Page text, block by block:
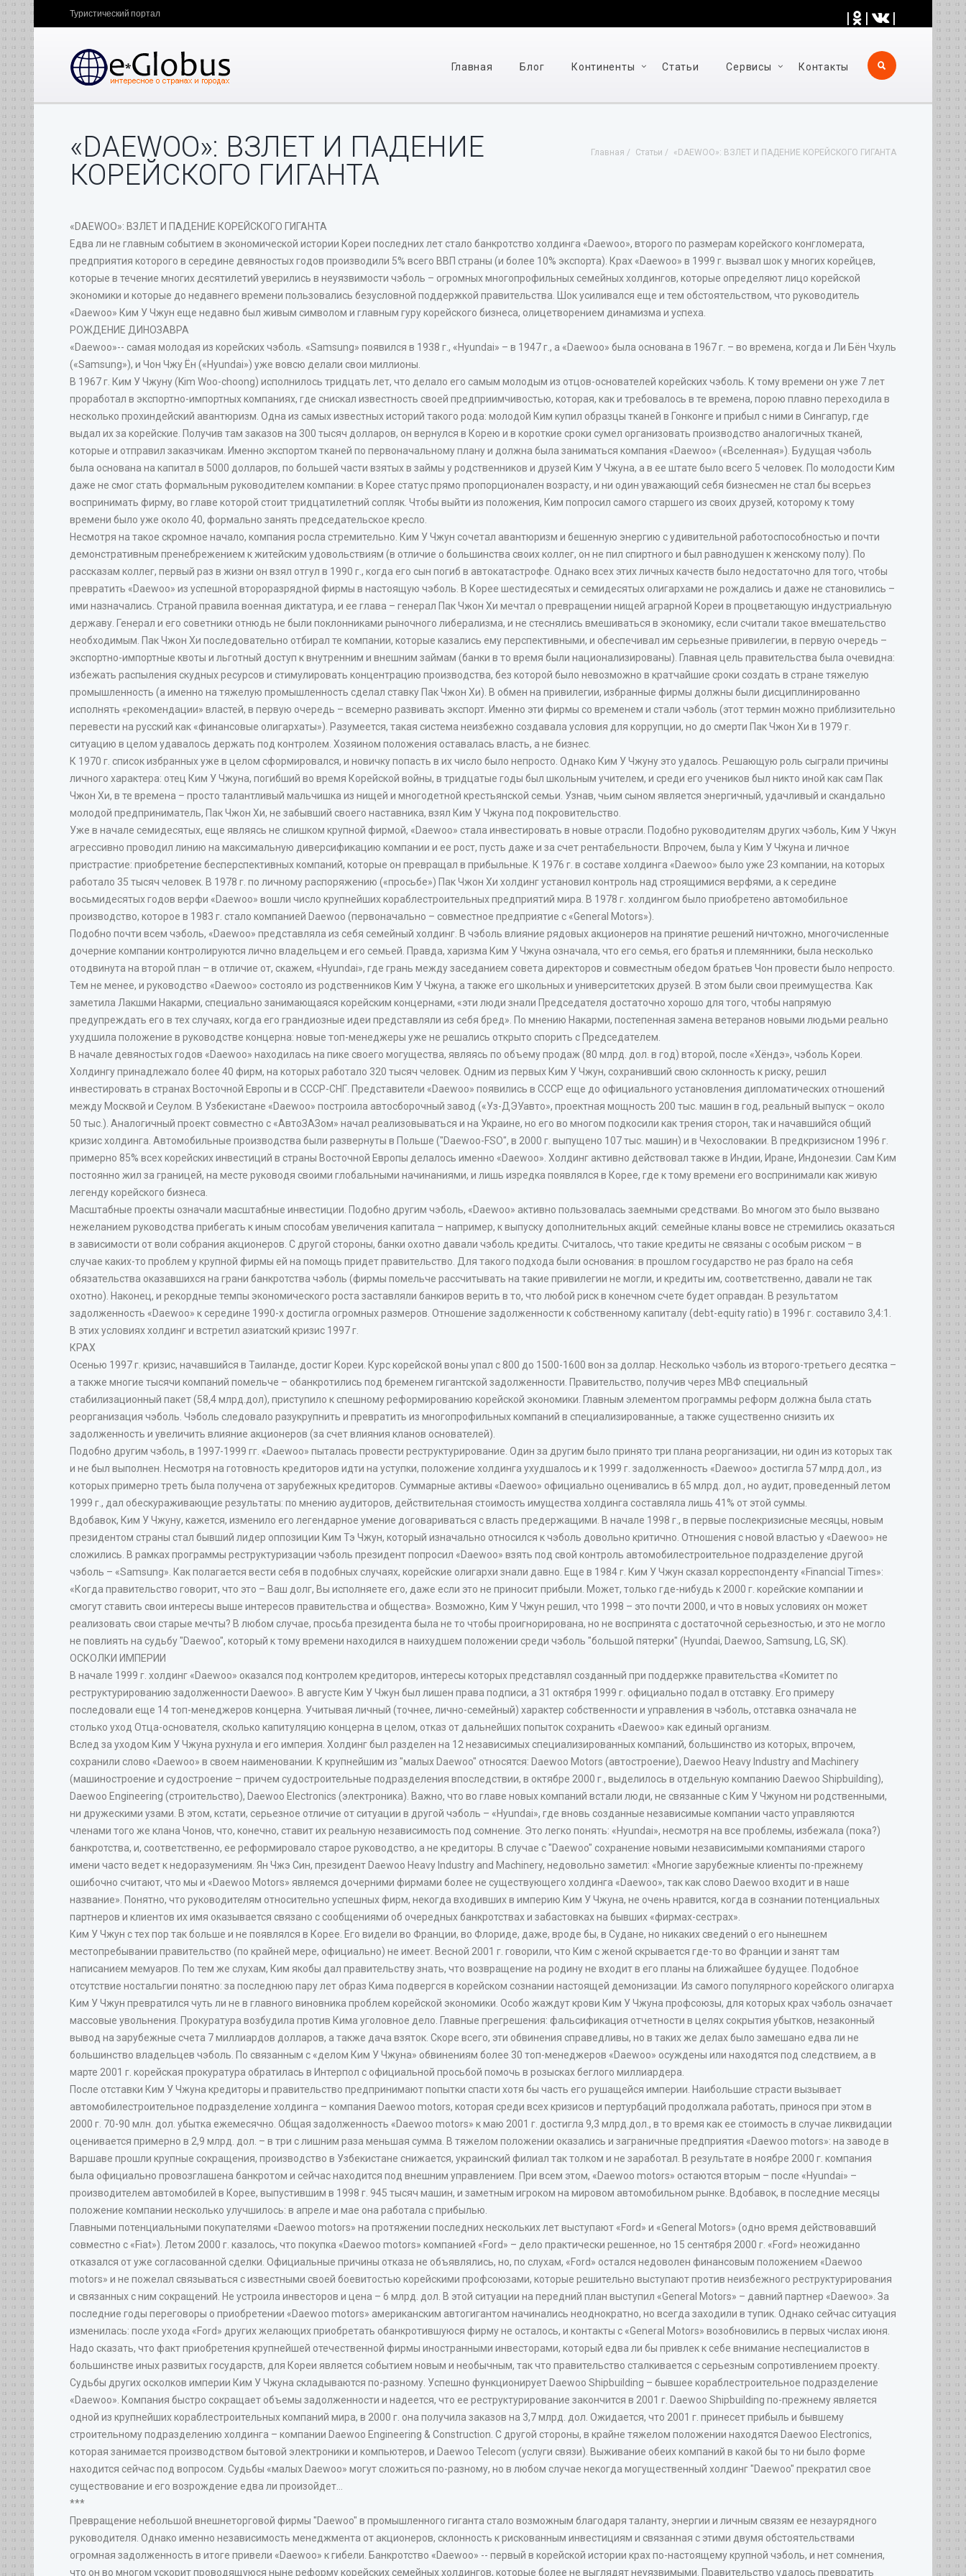
| | |
Туристический портал
Главная Блог Континенты Статьи Cервисы Контакты
Главная Статьи «DAEWOO»: ВЗЛЕТ И ПАДЕНИЕ КОРЕЙСКОГО ГИГАНТА
«DAEWOO»: ВЗЛЕТ И ПАДЕНИЕ
КОРЕЙСКОГО ГИГАНТА
«DAEWOO»: ВЗЛЕТ И ПАДЕНИЕ КОРЕЙСКОГО ГИГАНТА
Едва ли не главным событием в экономической истории Кореи последних лет стало банкротство холдинга «Daewoo», второго по размерам корейского конгломерата,
предприятия которого в середине девяностых годов производили 5% всего ВВП страны (и более 10% экспорта). Крах «Daewoo» в 1999 г. вызвал шок у многих корейцев,
которые в течение многих десятилетий уверились в неуязвимости чэболь – огромных многопрофильных семейных холдингов, которые определяют лицо корейской
экономики и которые до недавнего времени пользовались безусловной поддержкой правительства. Шок усиливался еще и тем обстоятельством, что руководитель
«Daewoo» Ким У Чжун еще недавно был живым символом и главным гуру корейского бизнеса, олицетворением динамизма и успеха.
РОЖДЕНИЕ ДИНОЗАВРА
«Daewoo»-- самая молодая из корейских чэболь. «Samsung» появился в 1938 г., «Hyundai» – в 1947 г., а «Daewoo» была основана в 1967 г. – во времена, когда и Ли Бён Чхуль
(«Samsung»), и Чон Чжу Ён («Hyundai») уже вовсю делали свои миллионы.
В 1967 г. Ким У Чжуну (Kim Woo-choong) исполнилось тридцать лет, что делало его самым молодым из отцов-основателей корейских чэболь. К тому времени он уже 7 лет
проработал в экспортно-импортных компаниях, где снискал известность своей предприимчивостью, которая, как и требовалось в те времена, порою плавно переходила в
несколько прохиндейский авантюризм. Одна из самых известных историй такого рода: молодой Ким купил образцы тканей в Гонконге и прибыл с ними в Сингапур, где
выдал их за корейские. Получив там заказов на 300 тысяч долларов, он вернулся в Корею и в короткие сроки сумел организовать производство аналогичных тканей,
которые и отправил заказчикам. Именно экспортом тканей по первоначальному плану и должна была заниматься компания «Daewoo» («Вселенная»). Будущая чэболь
была основана на капитал в 5000 долларов, по большей части взятых в займы у родственников и друзей Ким У Чжуна, а в ее штате было всего 5 человек. По молодости Ким
даже не смог стать формальным руководителем компании: в Корее статус прямо пропорционален возрасту, и ни один уважающий себя бизнесмен не стал бы всерьез
воспринимать фирму, во главе которой стоит тридцатилетний сопляк. Чтобы выйти из положения, Ким попросил самого старшего из своих друзей, которому к тому
времени было уже около 40, формально занять председательское кресло.
Несмотря на такое скромное начало, компания росла стремительно. Ким У Чжун сочетал авантюризм и бешенную энергию с удивительной работоспособностью и почти
демонстративным пренебрежением к житейским удовольствиям (в отличие о большинства своих коллег, он не пил спиртного и был равнодушен к женскому полу). По
рассказам коллег, первый раз в жизни он взял отгул в 1990 г., когда его сын погиб в автокатастрофе. Однако всех этих личных качеств было недостаточно для того, чтобы
превратить «Daewoo» из успешной второразрядной фирмы в настоящую чэболь. В Корее шестидесятых и семидесятых олигархами не рождались и даже не становились –
ими назначались. Страной правила военная диктатура, и ее глава – генерал Пак Чжон Хи мечтал о превращении нищей аграрной Кореи в процветающую индустриальную
державу. Генерал и его советники отнюдь не были поклонниками рыночного либерализма, и не стеснялись вмешиваться в экономику, если считали такое вмешательство
необходимым. Пак Чжон Хи последовательно отбирал те компании, которые казались ему перспективными, и обеспечивал им серьезные привилегии, в первую очередь –
экспортно-импортные квоты и льготный доступ к внутренним и внешним займам (банки в то время были национализированы). Главная цель правительства была очевидна:
избежать распыления скудных ресурсов и стимулировать концентрацию производства, без которой было невозможно в кратчайшие сроки создать в стране тяжелую
промышленность (а именно на тяжелую промышленность сделал ставку Пак Чжон Хи). В обмен на привилегии, избранные фирмы должны были дисциплинированно
исполнять «рекомендации» властей, в первую очередь – всемерно развивать экспорт. Именно эти фирмы со временем и стали чэболь (этот термин можно приблизительно
перевести на русский как «финансовые олигархаты»). Разумеется, такая система неизбежно создавала условия для коррупции, но до смерти Пак Чжон Хи в 1979 г.
ситуацию в целом удавалось держать под контролем. Хозяином положения оставалась власть, а не бизнес.
К 1970 г. список избранных уже в целом сформировался, и новичку попасть в их число было непросто. Однако Ким У Чжуну это удалось. Решающую роль сыграли причины
личного характера: отец Ким У Чжуна, погибший во время Корейской войны, в тридцатые годы был школьным учителем, и среди его учеников был никто иной как сам Пак
Чжон Хи, в те времена – просто талантливый мальчишка из нищей и многодетной крестьянской семьи. Узнав, чьим сыном является энергичный, удачливый и скандально
молодой предприниматель, Пак Чжон Хи, не забывший своего наставника, взял Ким У Чжуна под покровительство.
Уже в начале семидесятых, еще являясь не слишком крупной фирмой, «Daewoo» стала инвестировать в новые отрасли. Подобно руководителям других чэболь, Ким У Чжун
агрессивно проводил линию на максимальную диверсификацию компании и ее рост, пусть даже и за счет рентабельности. Впрочем, была у Ким У Чжуна и личное
пристрастие: приобретение бесперспективных компаний, которые он превращал в прибыльные. К 1976 г. в составе холдинга «Daewoo» было уже 23 компании, на которых
работало 35 тысяч человек. В 1978 г. по личному распоряжению («просьбе») Пак Чжон Хи холдинг установил контроль над строящимися верфями, а к середине
восьмидесятых годов верфи «Daewoo» вошли число крупнейших кораблестроительных предприятий мира. В 1978 г. холдингом было приобретено автомобильное
производство, которое в 1983 г. стало компанией Daewoo (первоначально – совместное предприятие с «General Motors»).
Подобно почти всем чэболь, «Daewoo» представляла из себя семейный холдинг. В чэболь влияние рядовых акционеров на принятие решений ничтожно, многочисленные
дочерние компании контролируются лично владельцем и его семьей. Правда, харизма Ким У Чжуна означала, что его семья, его братья и племянники, была несколько
отодвинута на второй план – в отличие от, скажем, «Hyundai», где грань между заседанием совета директоров и совместным обедом братьев Чон провести было непросто.
Тем не менее, и руководство «Daewoo» состояло из родственников Ким У Чжуна, а также его школьных и университетских друзей. В этом были свои преимущества. Как
заметила Лакшми Накарми, специально занимающаяся корейским концернами, «эти люди знали Председателя достаточно хорошо для того, чтобы напрямую
предупреждать его в тех случаях, когда его грандиозные идеи представляли из себя бред». По мнению Накарми, постепенная замена ветеранов новыми людьми реально
ухудшила положение в руководстве концерна: новые топ-менеджеры уже не решались открыто спорить с Председателем.
В начале девяностых годов «Daewoo» находилась на пике своего могущества, являясь по объему продаж (80 млрд. дол. в год) второй, после «Хёндэ», чэболь Кореи.
Холдингу принадлежало более 40 фирм, на которых работало 320 тысяч человек. Одним из первых Ким У Чжун, сохранивший свою склонность к риску, решил
инвестировать в странах Восточной Европы и в СССР-СНГ. Представители «Daewoo» появились в СССР еще до официального установления дипломатических отношений
между Москвой и Сеулом. В Узбекистане «Daewoo» построила автосборочный завод («Уз-ДЭУавто», проектная мощность 200 тыс. машин в год, реальный выпуск – около
50 тыс.). Аналогичный проект совместно с «АвтоЗАЗом» начал реализовываться и на Украине, но его во многом подкосили как трения сторон, так и начавшийся общий
кризис холдинга. Автомобильные производства были развернуты в Польше ("Daewoo-FSO", в 2000 г. выпущено 107 тыс. машин) и в Чехословакии. В предкризисном 1996 г.
примерно 85% всех корейских инвестиций в страны Восточной Европы делалось именно «Daewoo». Холдинг активно действовал также в Индии, Иране, Индонезии. Сам Ким
постоянно жил за границей, на месте руководя своими глобальными начинаниями, и лишь изредка появлялся в Корее, где к тому времени его воспринимали как живую
легенду корейского бизнеса.
Масштабные проекты означали масштабные инвестиции. Подобно другим чэболь, «Daewoo» активно пользовалась заемными средствами. Во многом это было вызвано
нежеланием руководства прибегать к иным способам увеличения капитала – например, к выпуску дополнительных акций: семейные кланы вовсе не стремились оказаться
в зависимости от воли собрания акционеров. С другой стороны, банки охотно давали чэболь кредиты. Считалось, что такие кредиты не связаны с особым риском – в
случае каких-то проблем у крупной фирмы ей на помощь придет правительство. Для такого подхода были основания: в прошлом государство не раз брало на себя
обязательства оказавшихся на грани банкротства чэболь (фирмы помельче рассчитывать на такие привилегии не могли, и кредиты им, соответственно, давали не так
охотно). Наконец, и рекордные темпы экономического роста заставляли банкиров верить в то, что любой риск в конечном счете будет оправдан. В результатом
задолженность «Daewoo» к середине 1990-х достигла огромных размеров. Отношение задолженности к собственному капиталу (debt-equity ratio) в 1996 г. составило 3,4:1.
В этих условиях холдинг и встретил азиатский кризис 1997 г.
КРАХ
Осенью 1997 г. кризис, начавшийся в Таиланде, достиг Кореи. Курс корейской воны упал с 800 до 1500-1600 вон за доллар. Несколько чэболь из второго-третьего десятка –
а также многие тысячи компаний помельче – обанкротились под бременем гигантской задолженности. Правительство, получив через МВФ специальный
стабилизационный пакет (58,4 млрд.дол), приступило к спешному реформированию корейской экономики. Главным элементом программы реформ должна была стать
реорганизация чэболь. Чэболь следовало разукрупнить и превратить из многопрофильных компаний в специализированные, а также существенно снизить их
задолженность и увеличить влияние акционеров (за счет влияния кланов основателей).
Подобно другим чэболь, в 1997-1999 гг. «Daewoo» пыталась провести реструктурирование. Один за другим было принято три плана реорганизации, ни один из которых так
и не был выполнен. Несмотря на готовность кредиторов идти на уступки, положение холдинга ухудшалось и к 1999 г. задолженность «Daewoo» достигла 57 млрд.дол., из
которых примерно треть была получена от зарубежных кредиторов. Суммарные активы «Daewoo» официально оценивались в 65 млрд. дол., но аудит, проведенный летом
1999 г., дал обескураживающие результаты: по мнению аудиторов, действительная стоимость имущества холдинга составляла лишь 41% от этой суммы.
Вдобавок, Ким У Чжуну, кажется, изменило его легендарное умение договариваться с власть предержащими. В начале 1998 г., в первые послекризисные месяцы, новым
президентом страны стал бывший лидер оппозиции Ким Тэ Чжун, который изначально относился к чэболь довольно критично. Отношения с новой властью у «Daewoo» не
сложились. В рамках программы реструктуризации чэболь президент попросил «Daewoo» взять под свой контроль автомобилестроительное подразделение другой
чэболь – «Samsung». Как полагается вести себя в подобных случаях, корейские олигархи знали давно. Еще в 1984 г. Ким У Чжун сказал корреспонденту «Financial Times»:
«Когда правительство говорит, что это – Ваш долг, Вы исполняете его, даже если это не приносит прибыли. Может, только где-нибудь к 2000 г. корейские компании и
смогут ставить свои интересы выше интересов правительства и общества». Возможно, Ким У Чжун решил, что 1998 – это почти 2000, и что в новых условиях он может
реализовать свои старые мечты? В любом случае, просьба президента была не то чтобы проигнорирована, но не воспринята с достаточной серьезностью, и это не могло
не повлиять на судьбу "Daewoo", который к тому времени находился в наихудшем положении среди чэболь "большой пятерки" (Hyundai, Daewoo, Samsung, LG, SK).
ОСКОЛКИ ИМПЕРИИ
В начале 1999 г. холдинг «Daewoo» оказался под контролем кредиторов, интересы которых представлял созданный при поддержке правительства «Комитет по
реструктурированию задолженности Daewoo». В августе Ким У Чжун был лишен права подписи, а 31 октября 1999 г. официально подал в отставку. Его примеру
последовали еще 14 топ-менеджеров концерна. Учитывая личный (точнее, лично-семейный) характер собственности и управления в чэболь, отставка означала не
столько уход Отца-основателя, сколько капитуляцию концерна в целом, отказ от дальнейших попыток сохранить «Daewoo» как единый организм.
Вслед за уходом Ким У Чжуна рухнула и его империя. Холдинг был разделен на 12 независимых специализированных компаний, большинство из которых, впрочем,
сохранили слово «Daewoo» в своем наименовании. К крупнейшим из "малых Daewoo" относятся: Daewoo Motors (автостроение), Daewoo Heavy Industry and Machinery
(машиностроение и судостроение – причем судостроительные подразделения впоследствии, в октябре 2000 г., выделилось в отдельную компанию Daewoo Shipbuilding),
Daewoo Engineering (строительство), Daewoo Electronics (электроника). Важно, что во главе новых компаний встали люди, не связанные с Ким У Чжуном ни родственными,
ни дружескими узами. В этом, кстати, серьезное отличие от ситуации в другой чэболь – «Hyundai», где вновь созданные независимые компании часто управляются
членами того же клана Чонов, что, конечно, ставит их реальную независимость под сомнение. Это легко понять: «Hyundai», несмотря на все проблемы, избежала (пока?)
банкротства, и, соответственно, ее реформировало старое руководство, а не кредиторы. В случае с "Daewoo" сохранение новыми независимыми компаниями старого
имени часто ведет к недоразумениям. Ян Чжэ Син, президент Daewoo Heavy Industry and Machinery, недовольно заметил: «Многие зарубежные клиенты по-прежнему
ошибочно считают, что мы и «Daewoo Motors» являемся дочерними фирмами более не существующего холдинга «Daewoo», так как слово Daewoo входит и в наше
название». Понятно, что руководителям относительно успешных фирм, некогда входивших в империю Ким У Чжуна, не очень нравится, когда в сознании потенциальных
партнеров и клиентов их имя оказывается связано с сообщениями об очередных банкротствах и забастовках на бывших «фирмах-сестрах».
Ким У Чжун с тех пор так больше и не появлялся в Корее. Его видели во Франции, во Флориде, даже, вроде бы, в Судане, но никаких сведений о его нынешнем
местопребывании правительство (по крайней мере, официально) не имеет. Весной 2001 г. говорили, что Ким с женой скрывается где-то во Франции и занят там
написанием мемуаров. По тем же слухам, Ким якобы дал правительству знать, что возвращение на родину не входит в его планы на ближайшее будущее. Подобное
отсутствие ностальгии понятно: за последнюю пару лет образ Кима подвергся в корейском сознании настоящей демонизации. Из самого популярного корейского олигарха
Ким У Чжун превратился чуть ли не в главного виновника проблем корейской экономики. Особо жаждут крови Ким У Чжуна профсоюзы, для которых крах чэболь означает
массовые увольнения. Прокуратура возбудила против Кима уголовное дело. Главные прегрешения: фальсификация отчетности в целях сокрытия убытков, незаконный
вывод на зарубежные счета 7 миллиардов долларов, а также дача взяток. Скоре всего, эти обвинения справедливы, но в таких же делах было замешано едва ли не
большинство владельцев чэболь. По связанным с «делом Ким У Чжуна» обвинениям более 30 топ-менеджеров «Daewoo» осуждены или находятся под следствием, а в
марте 2001 г. корейская прокуратура обратилась в Интерпол с официальной просьбой помочь в розысках беглого миллиардера.
После отставки Ким У Чжуна кредиторы и правительство предпринимают попытки спасти хотя бы часть его рушащейся империи. Наибольшие страсти вызывает
автомобилестроительное подразделение холдинга – компания Daewoo motors, которая среди всех кризисов и пертурбаций продолжала работать, принося при этом в
2000 г. 70-90 млн. дол. убытка ежемесячно. Общая задолженность «Daewoo motors» к маю 2001 г. достигла 9,3 млрд.дол., в то время как ее стоимость в случае ликвидации
оценивается примерно в 2,9 млрд. дол. – в три с лишним раза меньшая сумма. В тяжелом положении оказались и заграничные предприятия «Daewoo motors»: на заводе в
Варшаве прошли крупные сокращения, производство в Узбекистане снижается, украинский филиал так толком и не заработал. В результате в ноябре 2000 г. компания
была официально провозглашена банкротом и сейчас находится под внешним управлением. При всем этом, «Daewoo motors» остаются вторым – после «Hyundai» –
производителем автомобилей в Корее, выпустившим в 1998 г. 945 тысяч машин, и заметным игроком на мировом автомобильном рынке. Вдобавок, в последние месяцы
положение компании несколько улучшилось: в апреле и мае она работала с прибылью.
Главными потенциальными покупателями «Daewoo motors» на протяжении последних нескольких лет выступают «Ford» и «General Motors» (одно время действовавший
совместно с «Fiat»). Летом 2000 г. казалось, что покупка «Daewoo motors» компанией «Ford» – дело практически решенное, но 15 сентября 2000 г. «Ford» неожиданно
отказался от уже согласованной сделки. Официальные причины отказа не объявлялись, но, по слухам, «Ford» остался недоволен финансовым положением «Daewoo
motors» и не пожелал связываться с известными своей боевитостью корейскими профсоюзами, которые решительно выступают против неизбежного реструктурирования
и связанных с ним сокращений. Не устроила инвесторов и цена – 6 млрд. дол. В этой ситуации на передний план выступил «General Motors» – давний партнер «Daewoo». За
последние годы переговоры о приобретении «Daewoo motors» американским автогигантом начинались неоднократно, но всегда заходили в тупик. Однако сейчас ситуация
изменилась: после ухода «Ford» других желающих приобретать обанкротившуюся фирму не осталось, и контакты с «General Motors» возобновились в первых числах июня.
Надо сказать, что факт приобретения крупнейшей отечественной фирмы иностранными инвесторами, который едва ли бы привлек к себе внимание неспециалистов в
большинстве иных развитых государств, для Кореи является событием новым и необычным, так что правительство сталкивается с серьезным сопротивлением проекту.
Судьбы других осколков империи Ким У Чжуна складываются по-разному. Успешно функционирует Daewoo Shipbuilding – бывшее кораблестроительное подразделение
«Daewoo». Компания быстро сокращает объемы задолженности и надеется, что ее реструктурирование закончится в 2001 г. Daewoo Shipbuilding по-прежнему является
одной из крупнейших кораблестроительных компаний мира, в 2000 г. она получила заказов на 3,7 млрд. дол. Ожидается, что 2001 г. принесет прибыль и бывшему
строительному подразделению холдинга – компании Daewoo Engineering & Construction. С другой стороны, в крайне тяжелом положении находятся Daewoo Electronics,
которая занимается производством бытовой электроники и компьютеров, и Daewoo Telecom (услуги связи). Выживание обеих компаний в какой бы то ни было форме
находится сейчас под вопросом. Судьбы «малых Daewoo» могут сложиться по-разному, но в любом случае некогда могущественный холдинг "Daewoo" прекратил свое
существование и его возрождение едва ли произойдет…
***
Превращение небольшой внешнеторговой фирмы "Daewoo" в промышленного гиганта стало возможным благодаря таланту, энергии и личным связям ее незаурядного
руководителя. Однако именно независимость менеджмента от акционеров, склонность к рискованным инвестициям и связанная с этими двумя обстоятельствами
огромная задолженность в итоге привели «Daewoo» к гибели. Банкротство «Daewoo» -- первый в корейской истории крах по-настоящему крупной чэболь, и нет сомнения,
что он во многом ускорит проводящуюся ныне реформу корейских семейных холдингов, которые более не выглядят неуязвимыми. Правительство удалось превратить